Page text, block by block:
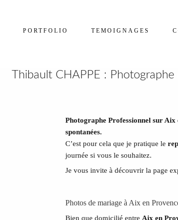
PORTFOLIO TEMOIGNAGES
Thibault CHAPPE :
Photographe Professionnel sur Aix
spontanées.
C’est pour cela que je pratique le
journée si vous le souhaitez.
Je vous invite à découvrir la page
Photos de mariage à Aix en
Bien que domicilié entre Aix en